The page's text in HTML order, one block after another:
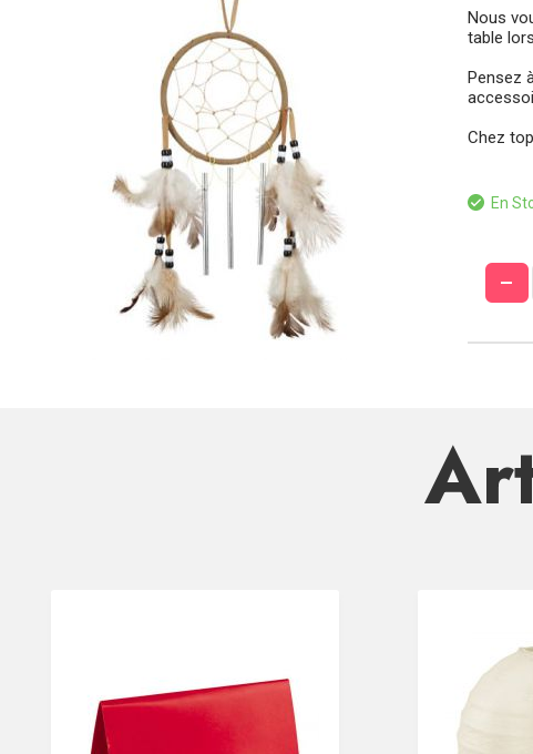
Nous
table
Pensez
Chez
En